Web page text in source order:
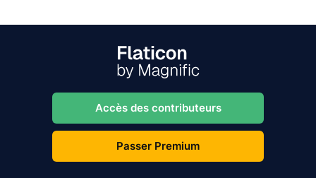
Accès des contributeurs
Passer Premium